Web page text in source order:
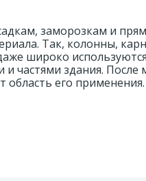
заморозкам и
Так, колонны,
широко
частями здания.
его применения.